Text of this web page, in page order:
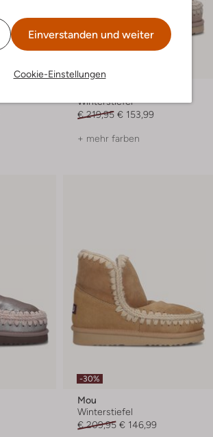
Einverstanden und weiter
Cookie-Einstellungen
Winterstiefel
€ 219,95 € 153,99
+ mehr farben
-30%
Mou
Winterstiefel
€ 209,95 € 146,99